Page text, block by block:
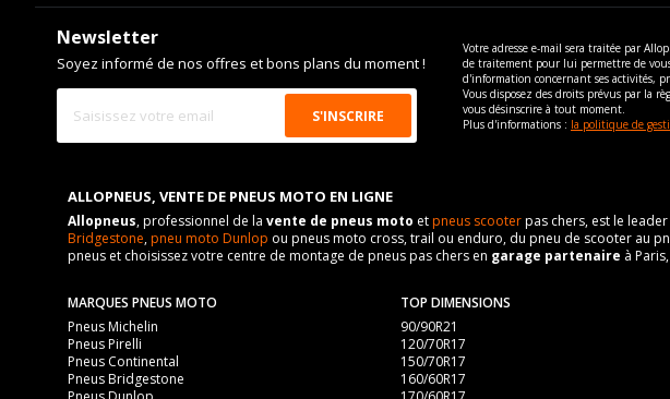
Newsletter
Soyez informé de nos offres et bons plans du moment !
Votre adresse e-mail sera traitée par
de traitement pour lui permettre de
d'information concernant ses activités,
Vous disposez des droits prévus par la
vous désinscrire à tout moment.
Plus d'informations : la politique de
ALLOPNEUS, VENTE DE PNEUS MOTO EN LIGNE
Allopneus, professionnel de la vente de pneus moto etpneus scooterpas chers, est le
Bridgestone,pneu moto Dunlop ou pneus moto cross, trail ou enduro, du pneu de scooter au
pneus et choisissez votre centre de montage de pneus pas chers en garage partenaire à
MARQUES PNEUS MOTO
Pneus Michelin
Pneus Pirelli
Pneus Continental
Pneus Bridgestone
TOP DIMENSIONS
90/90R21
120/70R17
150/70R17
160/60R17